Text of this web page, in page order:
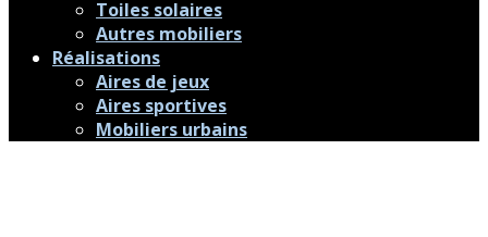
Toiles solaires
Autres mobiliers
Réalisations
Aires de jeux
Aires sportives
Mobiliers urbains